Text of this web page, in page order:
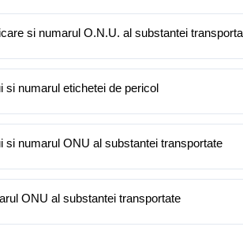
si numarul O.N.U. al substantei
si numarul etichetei de pericol
si numarul ONU al substantei transportate
ONU al substantei transportate